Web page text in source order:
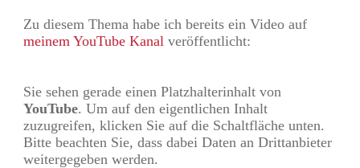
Zu diesem Thema habe ich bereits ein Video auf
meinem YouTube Kanal veröffentlicht:
Sie sehen gerade einen Platzhalterinhalt von
YouTube. Um auf den eigentlichen Inhalt
zuzugreifen, klicken Sie auf die Schaltfläche unten.
Bitte beachten Sie, dass dabei Daten an Drittanbieter
weitergegeben werden.